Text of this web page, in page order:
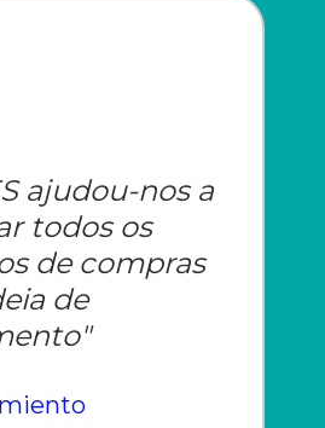
ajudou-nos a
todos os
de compras
de